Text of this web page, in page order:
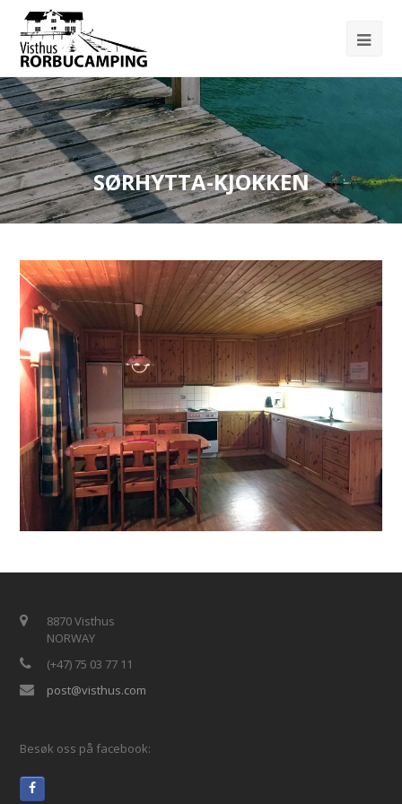
SØRHYTTA-KJOKKEN
8870 Visthus
NORWAY
(+47) 75 03 77 11
post@visthus.com
Besøk oss på facebook: